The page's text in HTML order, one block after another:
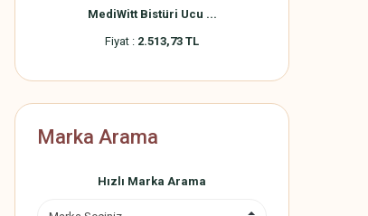
MediWitt Bistüri Ucu ...
Fiyat : 2.513,73 TL
Marka Arama
Hızlı Marka Arama